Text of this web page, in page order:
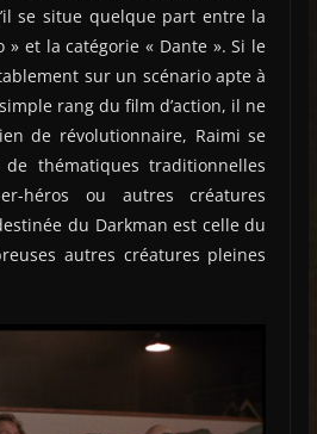
se situe quelque part entre la
» et la catégorie « Dante ». Si le
sur un scénario apte à
rang du film d’action, il ne
de révolutionnaire, Raimi se
thématiques traditionnelles
héros ou autres créatures
du Darkman est celle du
autres créatures pleines